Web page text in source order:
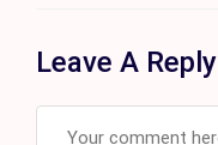
Leave A Reply